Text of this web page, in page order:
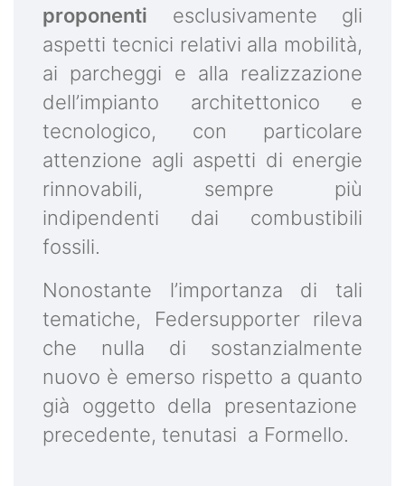
proponenti esclusivamente gli
aspetti tecnici relativi alla mobilità,
ai parcheggi e alla realizzazione
dell’impianto architettonico e
tecnologico, con particolare
attenzione agli aspetti di energie
rinnovabili, sempre più
indipendenti dai combustibili
fossili.
Nonostante l’importanza di tali
tematiche, Federsupporter rileva
che nulla di sostanzialmente
nuovo è emerso rispetto a quanto
già oggetto della presentazione
precedente, tenutasi a Formello.